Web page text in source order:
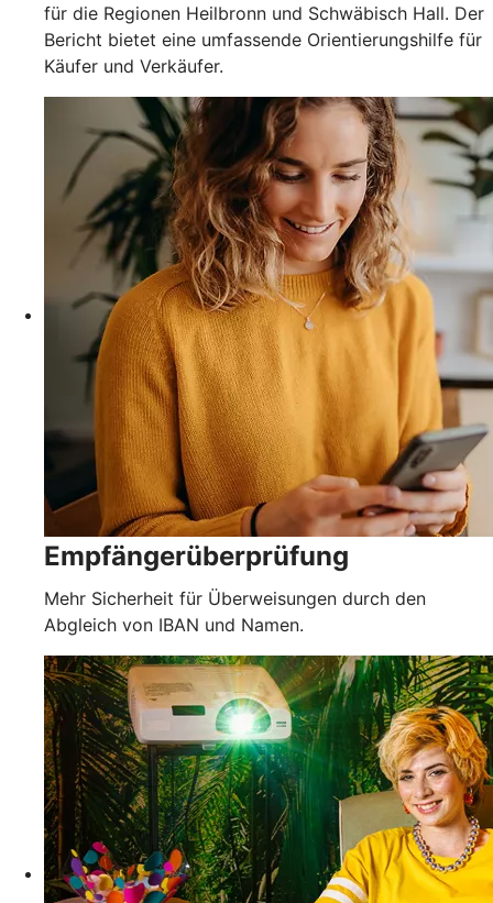
für die Regionen Heilbronn und Schwäbisch Hall. Der
Bericht bietet eine umfassende Orientierungshilfe für
Käufer und Verkäufer.
Empfängerüberprüfung
Mehr Sicherheit für Überweisungen durch den
Abgleich von IBAN und Namen.